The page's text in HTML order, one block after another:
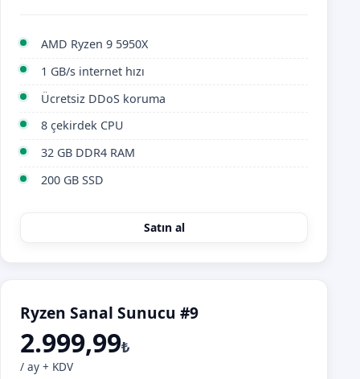
AMD Ryzen 9 5950X
1 GB/s internet hızı
Ücretsiz DDoS koruma
8 çekirdek CPU
32 GB DDR4 RAM
200 GB SSD
Satın al
Ryzen Sanal Sunucu #9
2.999,99₺
/ ay + KDV